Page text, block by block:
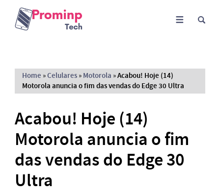
Home »Celulares » Motorola »Acabou! Hoje (14)
Motorola anuncia o fim das vendas do Edge 30 Ultra
Acabou! Hoje (14)
Motorola anuncia o fim
das vendas do Edge 30
Ultra